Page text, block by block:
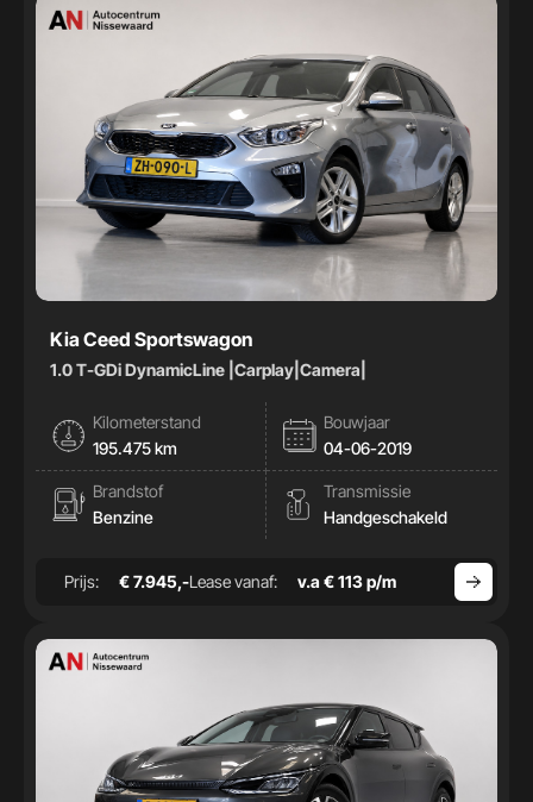
Kia Ceed Sportswagon
1.0 T-GDi DynamicLine |Carplay|Camera|
Kilometerstand
195.475 km
Bouwjaar
04-06-2019
Brandstof
Benzine
Transmissie
Handgeschakeld
Prijs: € 7.945,-Lease vanaf: v.a € 113 p/m